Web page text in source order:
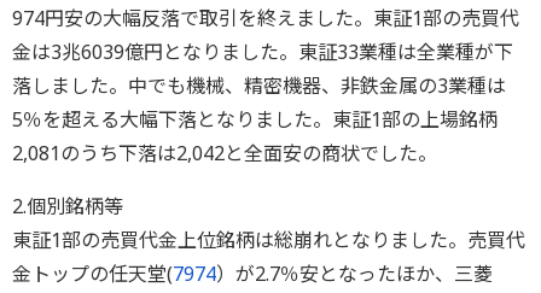
974円安の大幅反落で取引を終えました。東証1部の売買代
金は3兆6039億円となりました。東証33業種は全業種が下
落しました。中でも機械、精密機器、非鉄金属の3業種は
5％を超える大幅下落となりました。東証1部の上場銘柄
2,081のうち下落は2,042と全面安の商状でした。
2.個別銘柄等
東証1部の売買代金上位銘柄は総崩れとなりました。売買代
金トップの任天堂(7974）が2.7％安となったほか、三菱